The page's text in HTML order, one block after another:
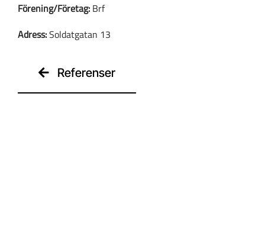
Förening/Företag:Brf
Adress:Soldatgatan 13
Referenser